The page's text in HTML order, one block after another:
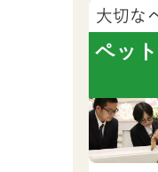
大切な
ペッ